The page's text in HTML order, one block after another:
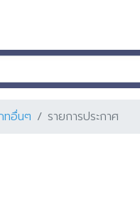
ทอื่นๆ รายการประกาศ